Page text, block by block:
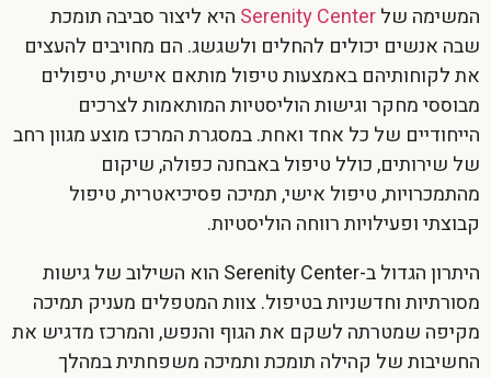
המשימה שלSerenity Center היא ליצור סביבה תומכת
שבה אנשים יכולים להחלים ולשגשג. הם מחויבים להעצים
את לקוחותיהם באמצעות טיפול מותאם אישית, טיפולים
מבוססי מחקר וגישות הוליסטיות המותאמות לצרכים
הייחודיים של כל אחד ואחת. במסגרת המרכז מוצע מגוון רחב
של שירותים, כולל טיפול באבחנה כפולה, שיקום
מהתמכרויות, טיפול אישי, תמיכה פסיכיאטרית, טיפול
קבוצתי ופעילויות רווחה הוליסטיות.
היתרון הגדול ב-Serenity Center הוא השילוב של גישות
מסורתיות וחדשניות בטיפול. צוות המטפלים מעניק תמיכה
מקיפה שמטרתה לשקם את הגוף והנפש, והמרכז מדגיש את
החשיבות של קהילה תומכת ותמיכה משפחתית במהלך